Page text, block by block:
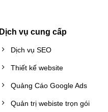
Dịch vụ cung cấp
Dịch vụ SEO
Thiết kế website
Quảng Cáo Google Ads
Quản trị webiste trọn gói